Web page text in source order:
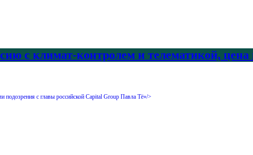
с климат-контролем и телематикой, цена
подозрения с главы российской Capital Group Павла Тё»/>